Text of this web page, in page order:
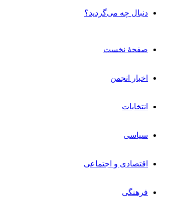
دنبال چه می‌گردید؟
صفحۀ نخست
اخبار انجمن
انتخابات
سیاسی
اقتصادی و اجتماعی
فرهنگی